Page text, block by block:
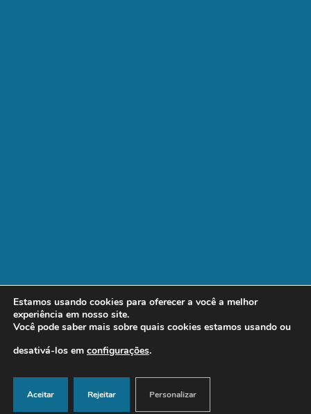
© 2021 | Feito por Sommer.
Estamos usando cookies para oferecer a você a melhor
experiência em nosso site.
Você pode saber mais sobre quais cookies estamos usando ou
desativá-los em configurações.
Aceitar Rejeitar Personalizar